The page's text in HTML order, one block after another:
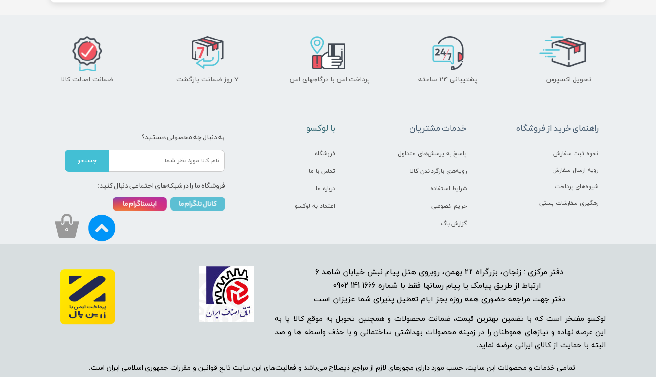
دفتر مرکزی : زنجان، بزرگراه 22 بهمن، روبروی هتل پیام نبش خیابان شاهد 6
ارتباط از طریق پیامک یا پیام رسانها فقط با شماره 1666 141 0902
دفتر جهت مراجعه حضوری همه روزه بجز ایام تعطیل پذیرای شما عزیزان است​​​​​​​
لوکسو مفتخر است که با تضمین بهترین قیمت، ضمانت محصولات و همچنین تحویل به موقع کالا پا به
این عرصه نهاده و نیاز‌‌‌‌‌‌‌‌های هموطنان را در زمینه‌‌‌ محصولات بهداشتی ساختمانی و با حذف واسطه ها و صد
البته با حمایت از کالای ایرانی عرضه نماید.
تمامی خدمات و محصولات این سایت، حسب مورد دارای مجوز‌‌‌‌های لازم از مراجع ذیصلاح می‌باشد و فعالیت‌‌‌‌های این سایت تابع قوانین و مقررات جمهوری اسلامی ایران است.​​​​​​​
تحویل اکسپرس پشتیبانی ۲۴ ساعته پرداخت امن با درگاههای امن ۷ روز ضمانت بازگشت ضمانت اصالت کالا
راهنمای خرید از فروشگاه
نحوه ثبت سفارش
رویه ارسال سفارش
شیوه‌های پرداخت
رهگیری سفارشات پستی
خدمات مشتریان
پاسخ به پرسش‌های متداول
رویه‌های بازگرداندن کالا
شرایط استفاده
حریم خصوصی
گزارش باگ
​با لوکسو
فروشگاه
تماس با ما
درباره ما
اعتماد به لوکسو
به دنبال چه محصولی هستید؟
جستجو
فروشگاه ما را در شبکه‌های اجتماعی دنبال کنید:
۰